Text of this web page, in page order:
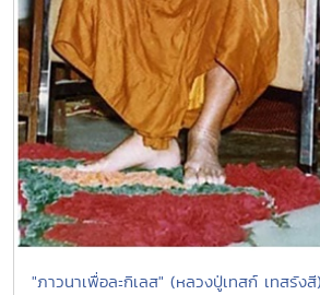
"ภาวนาเพื่อละกิเลส" (หลวงปู่เทสก์ เทสรังสี)